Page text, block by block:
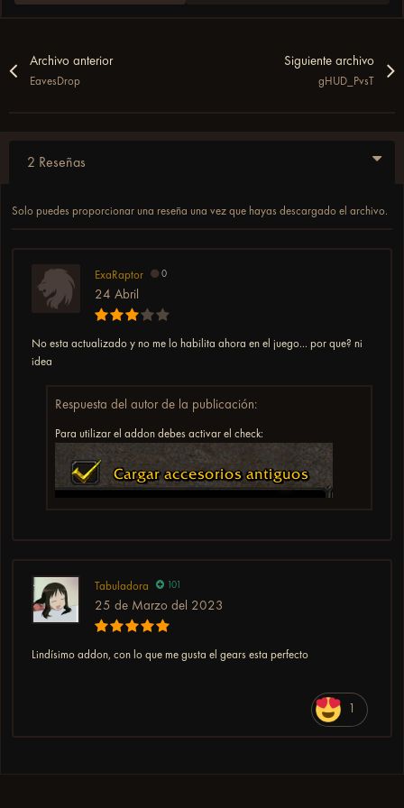
Archivo anterior
EavesDrop
Siguiente archivo
gHUD_PvsT
2 Reseñas
Solo puedes proporcionar una reseña una vez que hayas descargado el archivo.
ExaRaptor 0
24 Abril
No esta actualizado y no me lo habilita ahora en el juego... por que? ni
idea
Respuesta del autor de la publicación:
Para utilizar el addon debes activar el check:
Tabuladora 101
25 de Marzo del 2023
Lindísimo addon, con lo que me gusta el gears esta perfecto
1